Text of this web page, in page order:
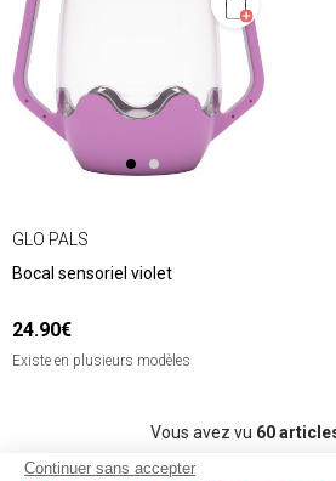
Continuer sans accepter
GLO PALS
Bocal sensoriel violet
24.90€
Existe en plusieurs modèles
Vous avez vu 60